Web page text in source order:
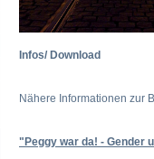
Infos/ Download
Nähere Informationen zur
"Peggy war da! - Gender